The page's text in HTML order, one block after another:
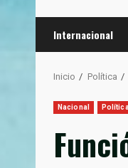
Internacional
Inicio Política
Nacional